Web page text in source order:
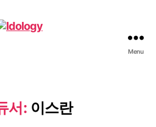
Menu
서: 이스란